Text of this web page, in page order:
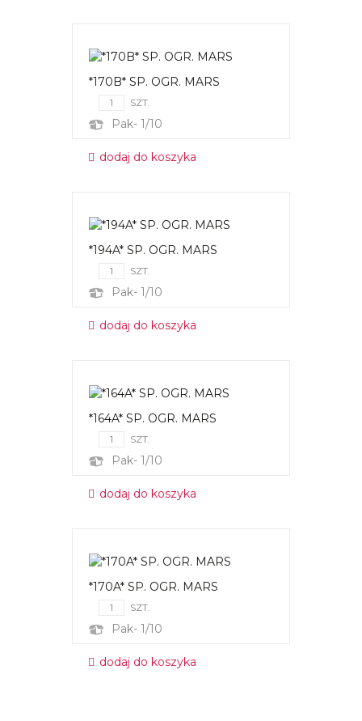
*170B* SP. OGR. MARS
SZT.
Pak- 1/10
dodaj do koszyka
*194A* SP. OGR. MARS
SZT.
Pak- 1/10
dodaj do koszyka
*164A* SP. OGR. MARS
SZT.
Pak- 1/10
dodaj do koszyka
*170A* SP. OGR. MARS
SZT.
Pak- 1/10
dodaj do koszyka